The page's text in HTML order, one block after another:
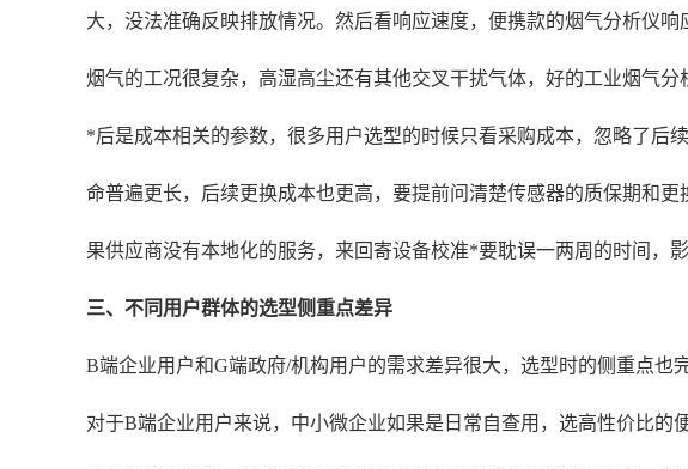
大，没法准确反映排放情况。然后看响应速度，便携款的烟气分析仪
烟气的工况很复杂，高湿高尘还有其他交叉干扰气体，好的工业烟气
*后是成本相关的参数，很多用户选型的时候只看采购成本，忽略了后
命普遍更长，后续更换成本也更高，要提前问清楚传感器的质保期和
果供应商没有本地化的服务，来回寄设备校准*要耽误一两周的时间，影
三、不同用户群体的选型侧重点差异
B端企业用户和G端政府/机构用户的需求差异很大，选型时的侧重点也
对于B端企业用户来说，中小微企业如果是日常自查用，选高性价比